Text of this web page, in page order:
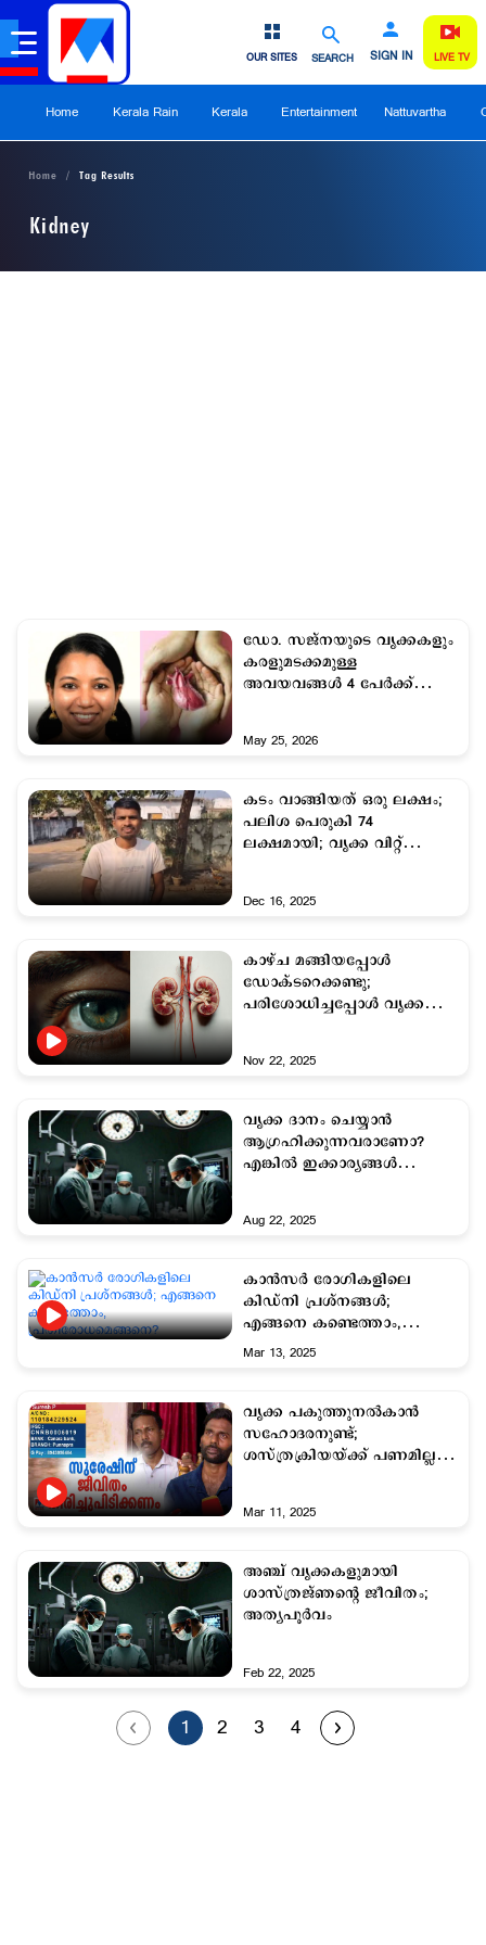
SEARCH SIGN IN
OUR SITES LIVE TV
Home Kerala Rain Kerala Entertainment Nattuvartha
Home Tag Results
Kidney
ഡോ. സജ്‌നയുടെ വൃക്കകളും
കരളുമടക്കമുള്ള
അവയവങ്ങൾ 4 പേർക്ക്
May 25, 2026
കടം വാങ്ങിയത് ഒരു ലക്ഷം;
പലിശ പെരുകി 74
ലക്ഷമായി; വൃക്ക വിറ്റ്
Dec 16, 2025
കാഴ്ച മങ്ങിയപ്പോള്‍
ഡോക്ടറെക്കണ്ടു;
പരിശോധിച്ചപ്പോള്‍ വൃക്ക
Nov 22, 2025
വൃക്ക ദാനം ചെയ്യാന്‍
ആഗ്രഹിക്കുന്നവരാണോ?
എങ്കില്‍ ഇക്കാര്യങ്ങള്‍
Aug 22, 2025
കാന്‍സര്‍ രോഗികളിലെ
കിഡ്നി പ്രശ്നങ്ങള്‍;
എങ്ങനെ കണ്ടെത്താം,
പ്രതിരോധമെങ്ങനെ?
Mar 13, 2025
വൃക്ക പകുത്തുനല്‍കാന്‍
സഹോദരനുണ്ട്;
ശസ്ത്രക്രിയയ്ക്ക് പണമില്ല;
Mar 11, 2025
അഞ്ച് വൃക്കകളുമായി
ശാസ്ത്രജ്ഞന്‍റെ ജീവിതം;
അത്യപൂര്‍വം
Feb 22, 2025
1 2 3 4